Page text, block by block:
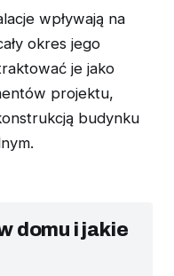
wpływają na
okres jego
je jako
projektu,
budynku
domu i jakie